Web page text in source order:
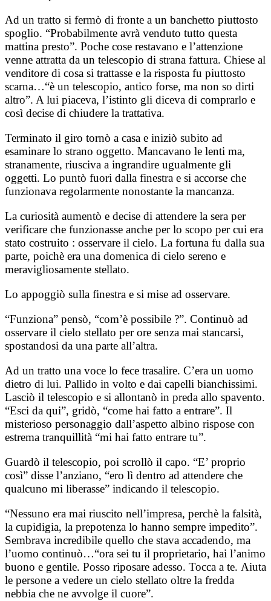
Ad un tratto si fermò di fronte a un banchetto piuttosto
spoglio. “Probabilmente avrà venduto tutto questa
mattina presto”. Poche cose restavano e l’attenzione
venne attratta da un telescopio di strana fattura. Chiese al
venditore di cosa si trattasse e la risposta fu piuttosto
scarna…“è un telescopio, antico forse, ma non so dirti
altro”. A lui piaceva, l’istinto gli diceva di comprarlo e
così decise di chiudere la trattativa.
Terminato il giro tornò a casa e iniziò subito ad
esaminare lo strano oggetto. Mancavano le lenti ma,
stranamente, riusciva a ingrandire ugualmente gli
oggetti. Lo puntò fuori dalla finestra e si accorse che
funzionava regolarmente nonostante la mancanza.
La curiosità aumentò e decise di attendere la sera per
verificare che funzionasse anche per lo scopo per cui era
stato costruito : osservare il cielo. La fortuna fu dalla sua
parte, poichè era una domenica di cielo sereno e
meravigliosamente stellato.
Lo appoggiò sulla finestra e si mise ad osservare.
“Funziona” pensò, “com’è possibile ?”. Continuò ad
osservare il cielo stellato per ore senza mai stancarsi,
spostandosi da una parte all’altra.
Ad un tratto una voce lo fece trasalire. C’era un uomo
dietro di lui. Pallido in volto e dai capelli bianchissimi.
Lasciò il telescopio e si allontanò in preda allo spavento.
“Esci da qui”, gridò, “come hai fatto a entrare”. Il
misterioso personaggio dall’aspetto albino rispose con
estrema tranquillità “mi hai fatto entrare tu”.
Guardò il telescopio, poi scrollò il capo. “E’ proprio
così” disse l’anziano, “ero lì dentro ad attendere che
qualcuno mi liberasse” indicando il telescopio.
“Nessuno era mai riuscito nell’impresa, perchè la falsità,
la cupidigia, la prepotenza lo hanno sempre impedito”.
Sembrava incredibile quello che stava accadendo, ma
l’uomo continuò…“ora sei tu il proprietario, hai l’animo
buono e gentile. Posso riposare adesso. Tocca a te. Aiuta
le persone a vedere un cielo stellato oltre la fredda
nebbia che ne avvolge il cuore”.